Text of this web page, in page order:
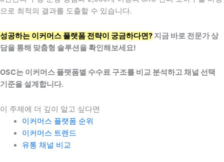
으로 최적의 결과를 도출할 수 있습니다.
성공하는 이커머스 플랫폼 전략이 궁금하다면? 지금 바로 전문가 상
담을 통해 맞춤형 솔루션을 확인해보세요!
OSC는 이커머스 플랫폼별 수수료 구조를 비교 분석하고 채널 선택
기준을 설계합니다.
이 주제에 더 깊이 알고 싶다면
이커머스 플랫폼 순위
이커머스 트렌드
유통 채널 비교